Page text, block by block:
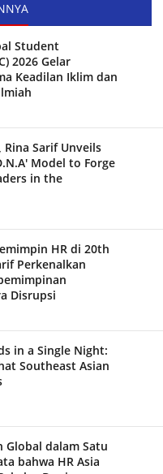
Student
2026 Gelar
Keadilan Iklim dan
Rina Sarif Unveils
Model to Forge
in the
HR di 20th
Perkenalkan
Disrupsi
in a Single Night:
Southeast Asian
Global dalam Satu
bahwa HR Asia